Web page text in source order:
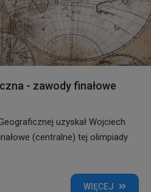
- zawody finałowe
uzyskał Wojciech
(centralne) tej olimpiady
WIĘCEJ